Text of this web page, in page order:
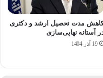
مدت تحصیل ارشد و دکتری
آستانه نهایی‌سازی
19 آذر 1404